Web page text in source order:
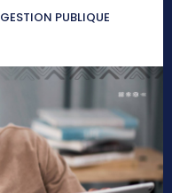
GESTION PUBLIQUE